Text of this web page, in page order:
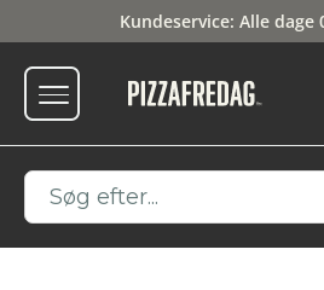
Kundeservice: Alle dage